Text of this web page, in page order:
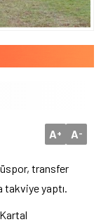
A+ A-
transfer
takviye yaptı.